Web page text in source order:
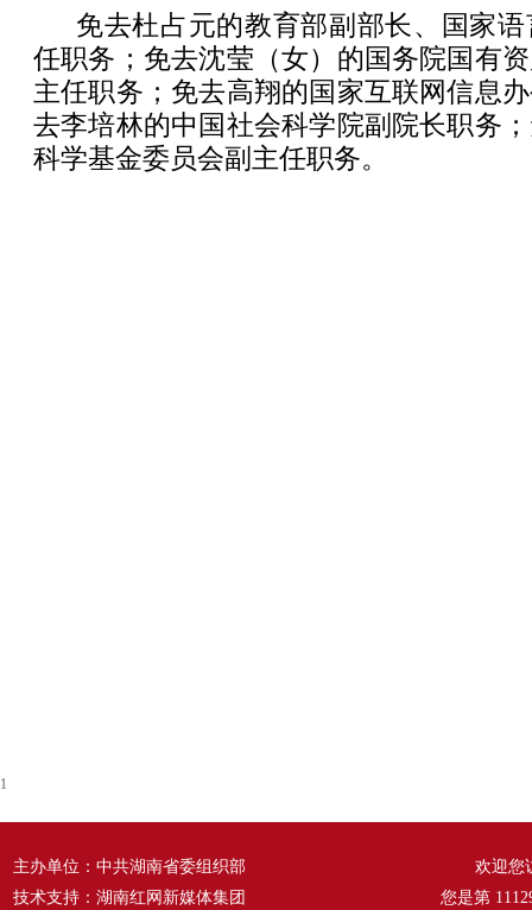
免去杜占元的教育部副部长、国家
任职务；免去沈莹（女）的国务院国有
主任职务；免去高翔的国家互联网信息
去李培林的中国社会科学院副院长职务
科学基金委员会副主任职务。
1
主办单位：中共湖南省委组织部
技术支持：湖南红网新媒体集团
欢迎您
您是第